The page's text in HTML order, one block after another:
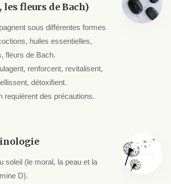
fleurs de Bach)
sous différentes formes
huiles essentielles,
fleurs de Bach.
renforcent, revitalisent,
détoxifient.
requièrent des précautions.
soleil (le moral, la peau et la
D).